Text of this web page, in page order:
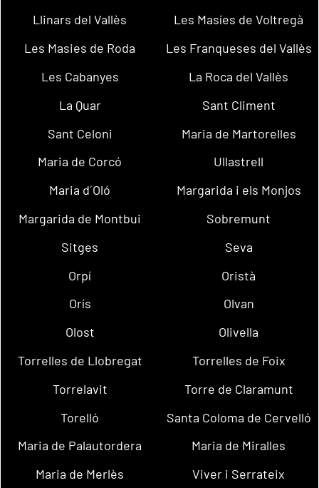
Llinars del Vallès
Les Masíes de Voltregà
Les Masies de Roda
Les Franqueses del Vallès
Les Cabanyes
La Roca del Vallès
La Quar
Sant Climent
Sant Celoni
Maria de Martorelles
Maria de Corcó
Ullastrell
Maria d´Oló
Margarida i els Monjos
Margarida de Montbui
Sobremunt
Sitges
Seva
Orpí
Oristà
Orís
Olvan
Olost
Olivella
Torrelles de Llobregat
Torrelles de Foix
Torrelavit
Torre de Claramunt
Torelló
Santa Coloma de Cervelló
Maria de Palautordera
Maria de Miralles
Maria de Merlès
Viver i Serrateix